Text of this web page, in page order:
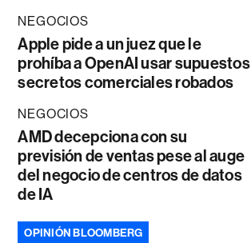
NEGOCIOS
Apple pide a un juez que le
prohíba a OpenAI usar supuestos
secretos comerciales robados
NEGOCIOS
AMD decepciona con su
previsión de ventas pese al auge
del negocio de centros de datos
de IA
OPINIÓN BLOOMBERG